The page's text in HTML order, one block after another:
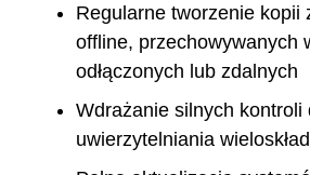
Regularne tworzenie kopii
offline, przechowywanych
odłączonych lub zdalnych
Wdrażanie silnych kontroli
uwierzytelniania